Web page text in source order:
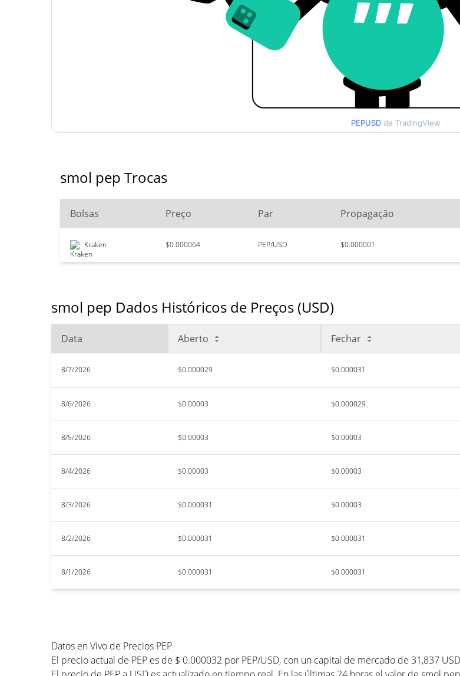
PEPUSD de TradingView
smol pep Trocas
Bolsas Preço Par Propagação
Kraken $0.000064 PEP/USD $0.000001
smol pep Dados Históricos de Preços (USD)
Data Aberto Fechar
8/7/2026 $0.000029 $0.000031
8/6/2026 $0.00003 $0.000029
8/5/2026 $0.00003 $0.00003
8/4/2026 $0.00003 $0.00003
8/3/2026 $0.000031 $0.00003
8/2/2026 $0.000031 $0.000031
8/1/2026 $0.000031 $0.000031
Datos en Vivo de Precios PEP
El precio actual de PEP es de $ 0.000032 por PEP/USD, con un capital de mercado de 31,837